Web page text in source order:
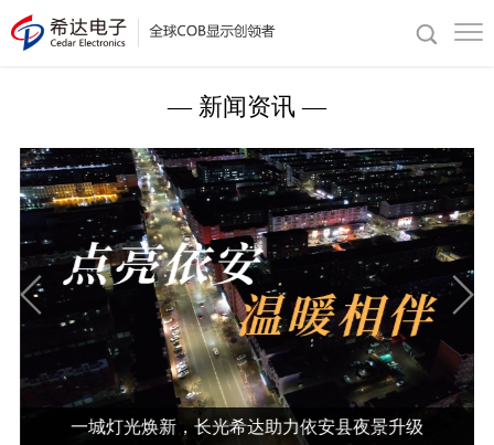
— 新闻资讯 —
一城灯光焕新，长光希达助力依安县夜景升级